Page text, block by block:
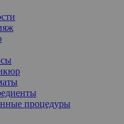
процедуры